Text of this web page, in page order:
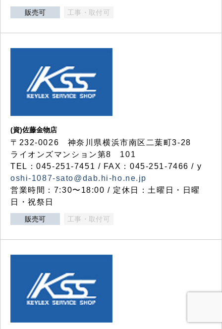
販売可 工事・取付可
(資)佐藤金物店
〒232-0026 神奈川県横浜市南区二葉町3-28
ライオンズマンション第8 101
TEL：045-251-7451 / FAX：045-251-7466 / y
oshi-1087-sato@dab.hi-ho.ne.jp
営業時間：7:30〜18:00 / 定休日：土曜日・日曜
日・祝祭日
販売可 工事・取付可